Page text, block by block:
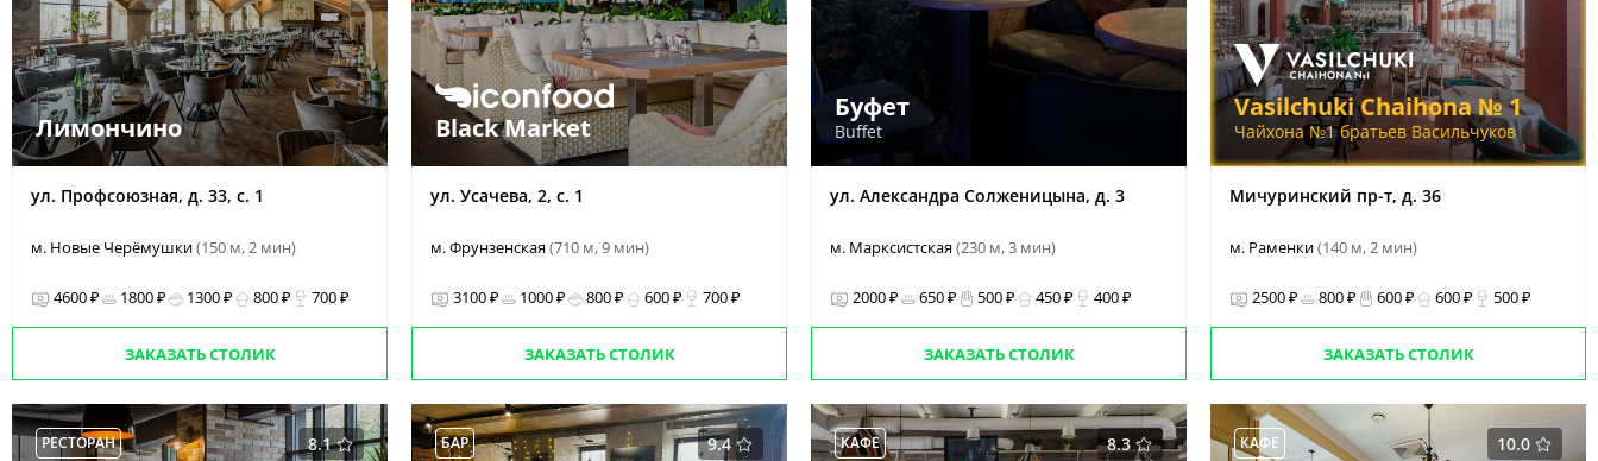
Лимончино
ул. Профсоюзная, д. 33, с. 1
м. Новые Черёмушки(150 м, 2 мин)
4600 ₽ 1800 ₽ 1300 ₽ 800 ₽ 700 ₽
ЗАКАЗАТЬ СТОЛИК
Black Market
ул. Усачева, 2, с. 1
м. Фрунзенская(710 м, 9 мин)
3100 ₽ 1000 ₽ 800 ₽ 600 ₽ 700 ₽
ЗАКАЗАТЬ СТОЛИК
Буфет
Buffet
ул. Александра Солженицына, д. 3
м. Марксистская(230 м, 3 мин)
2000 ₽ 650 ₽ 500 ₽ 450 ₽ 400 ₽
ЗАКАЗАТЬ СТОЛИК
Vasilchuki Chaihona № 1
Чайхона №1 братьев Васильчуков
Мичуринский пр-т, д. 36
м. Раменки(140 м, 2 мин)
2500 ₽ 800 ₽ 600 ₽ 600 ₽ 500 ₽
ЗАКАЗАТЬ СТОЛИК
8.1
РЕСТОРАН
9.4
БАР
8.3
КАФЕ
10.0
КАФЕ